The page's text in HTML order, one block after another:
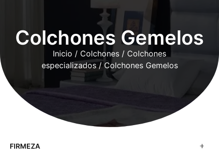
Colchones Gemelos
Inicio / Colchones / Colchones
especializados/ Colchones Gemelos
FIRMEZA